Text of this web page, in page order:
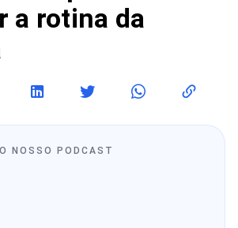
a rotina da
NOSSO PODCAST